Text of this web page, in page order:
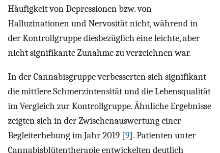
Häufigkeit von Depressionen bzw. von
Halluzinationen und Nervosität nicht, während in
der Kontrollgruppe diesbezüglich eine leichte, aber
nicht signifikante Zunahme zu verzeichnen war.
In der Cannabisgruppe verbesserten sich signifikant
die mittlere Schmerzintensität und die Lebensqualität
im Vergleich zur Kontrollgruppe. Ähnliche Ergebnisse
zeigten sich in der Zwischenauswertung einer
Begleiterhebung im Jahr 2019 [9]. Patienten unter
Cannabisblütentherapie entwickelten deutlich